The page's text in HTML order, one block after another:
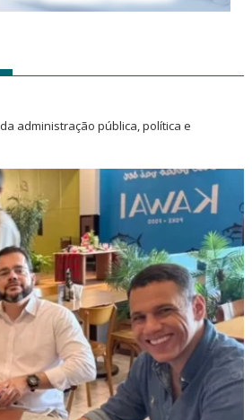
administração pública, política e